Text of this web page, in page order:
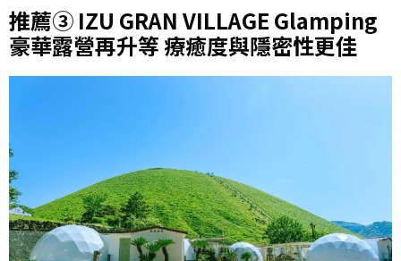
推薦③ IZU GRAN VILLAGE Glamping
豪華露營再升等 療癒度與隱密性更佳